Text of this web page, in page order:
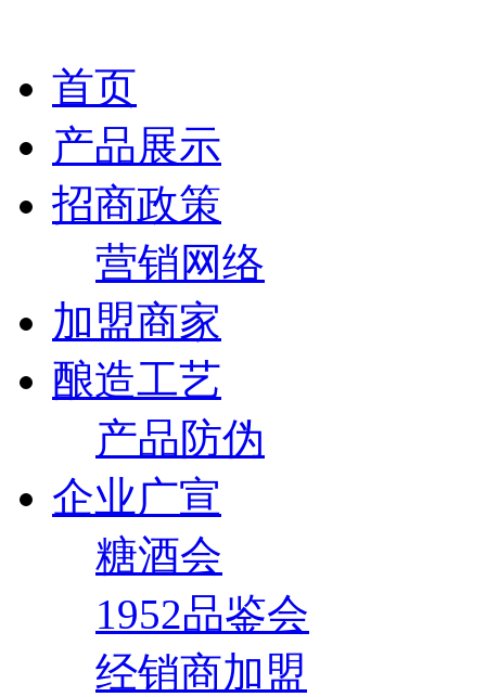
首页
产品展示
招商政策
营销网络
加盟商家
酿造工艺
产品防伪
企业广宣
糖酒会
1952品鉴会
经销商加盟